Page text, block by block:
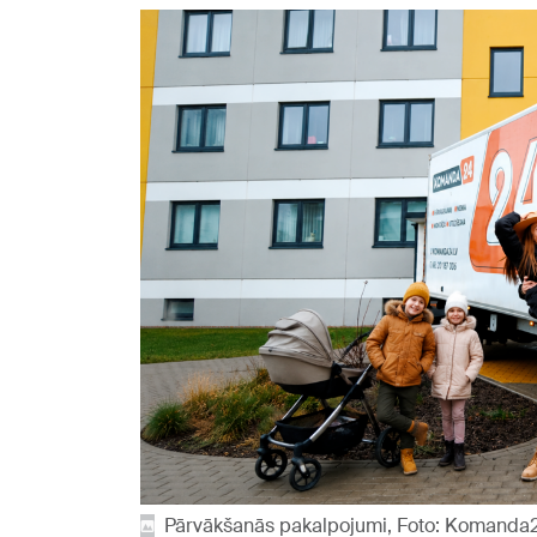
Pārvākšanās pakalpojumi, Foto: